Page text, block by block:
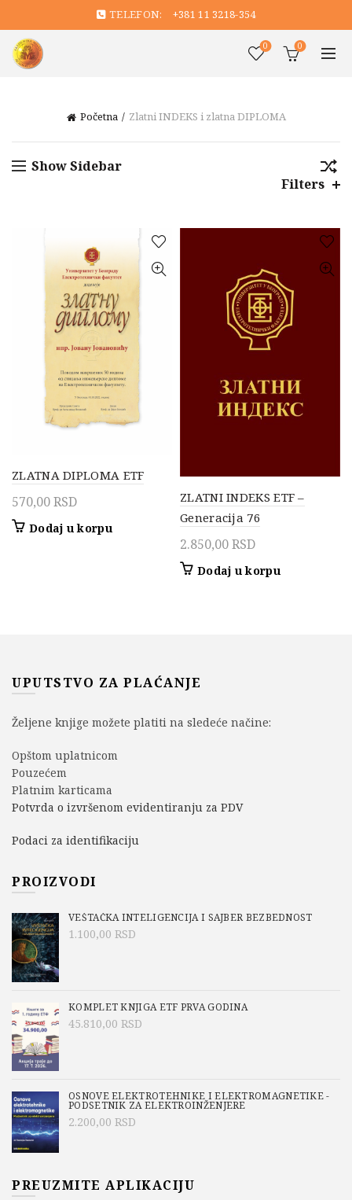
TELEFON: +381 11 3218-354
0 0
Početna Zlatni INDEKS i zlatna DIPLOMA
Show Sidebar
Filters
ZLATNA DIPLOMA ETF
570,00RSD
Dodaj u korpu
ZLATNI INDEKS ETF –
Generacija 76
2.850,00RSD
Dodaj u korpu
UPUTSTVO ZA PLAĆANJE
Željene knjige možete platiti na sledeće načine:
Opštom uplatnicom
Pouzećem
Platnim karticama
Potvrda o izvršenom evidentiranju za PDV
Podaci za identifikaciju
PROIZVODI
VEŠTAČKA INTELIGENCIJA I SAJBER BEZBEDNOST
1.100,00 RSD
KOMPLET KNJIGA ETF PRVA GODINA
45.810,00 RSD
OSNOVE ELEKTROTEHNIKE I ELEKTROMAGNETIKE -
PODSETNIK ZA ELEKTROINŽENJERE
2.200,00 RSD
PREUZMITE APLIKACIJU